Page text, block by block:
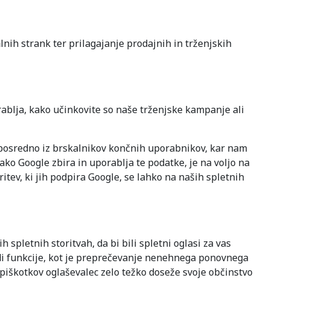
strank ter prilagajanje prodajnih in trženjskih
kako učinkovite so naše trženjske kampanje ali
iz brskalnikov končnih uporabnikov, kar nam
Google zbira in uporablja te podatke, je na voljo na
ki jih podpira Google, se lahko na naših spletnih
spletnih storitvah, da bi bili spletni oglasi za vas
kot je preprečevanje nenehnega ponovnega
oglaševalec zelo težko doseže svoje občinstvo